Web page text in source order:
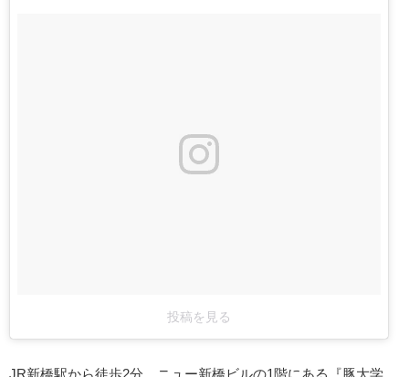
投稿を見る